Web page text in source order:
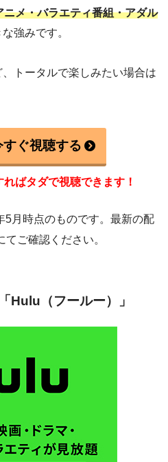
メ・バラエティ番組・アダル
強みです。
トータルで楽しみたい場合は
ぐ視聴する
ばタダで視聴できます！
月時点のものです。最新の配
ご確認ください。
Hulu（フールー）」